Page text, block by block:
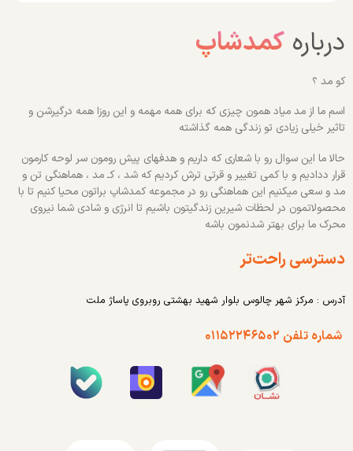
درباره کمدشاپ
کو مد ؟
اسم ما از مد میاد همون چیزی که برای همه مهمه و این روزا همه درگیرشن و
تاثیر خیلی زیادی تو زندگی همه گذاشته
حالا ما این سوال رو با شعاری که داریم و هدفهای پیش رومون سر لوحه کارمون
قرار ددادیم و با کمی تغییر و قرتی ترش کردیم که شد ، کـ مد ، هماهنگی تن و
مد و سعی میکنیم این هماهنگی رو در مجموعه کمدشاپ براتون محیا کنیم تا با
محصولاتمون در لحظات شیرین زندگیتون باشیم تا انرژی و شادی شما نیروی
محرک ما برای بهتر شدنمون باشه
دسترسی راحت‌تر
آدرس : مرکز شهر چالوس بلوار شهید بهشتی روبروی پاساژ ملت
شماره تلفن ۰۱۱۵۲۲۴۶۵۰۲